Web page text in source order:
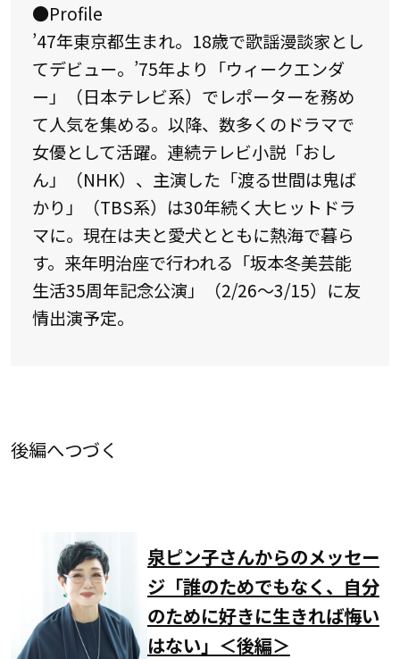
●Profile
’47年東京都生まれ。18歳で歌謡漫談家とし
てデビュー。’75年より「ウィークエンダ
ー」（日本テレビ系）でレポーターを務め
て人気を集める。以降、数多くのドラマで
女優として活躍。連続テレビ小説「おし
ん」（NHK）、主演した「渡る世間は鬼ば
かり」（TBS系）は30年続く大ヒットドラ
マに。現在は夫と愛犬とともに熱海で暮ら
す。来年明治座で行われる「坂本冬美芸能
生活35周年記念公演」（2/26〜3/15）に友
情出演予定。
後編へつづく
泉ピン子さんからのメッセー
ジ「誰のためでもなく、自分
のために好きに生きれば悔い
はない」＜後編＞